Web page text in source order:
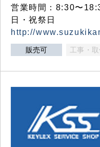
営業時間：8:30〜
日・祝祭日
http://
販売可 工事・